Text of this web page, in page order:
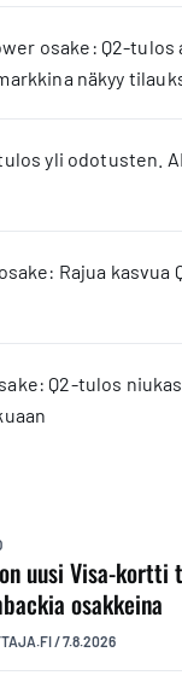
osake: Q2-tulos
näkyy
yli odotusten.
Rajua kasvua
Q2-tulos
uusi Visa-
osakkeina
/7.8.2026